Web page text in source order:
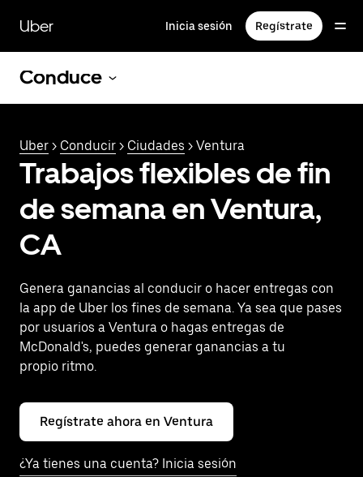
contenido
principal
Uber Inicia sesión Regístrate
Conduce
Uber > Conducir > Ciudades > Ventura
Trabajos flexibles de fin
de semana en Ventura,
CA
Genera ganancias al conducir o hacer entregas con
la app de Uber los fines de semana. Ya sea que pases
por usuarios a Ventura o hagas entregas de
McDonald's, puedes generar ganancias a tu
propio ritmo.
Regístrate ahora en Ventura
¿Ya tienes una cuenta? Inicia sesión